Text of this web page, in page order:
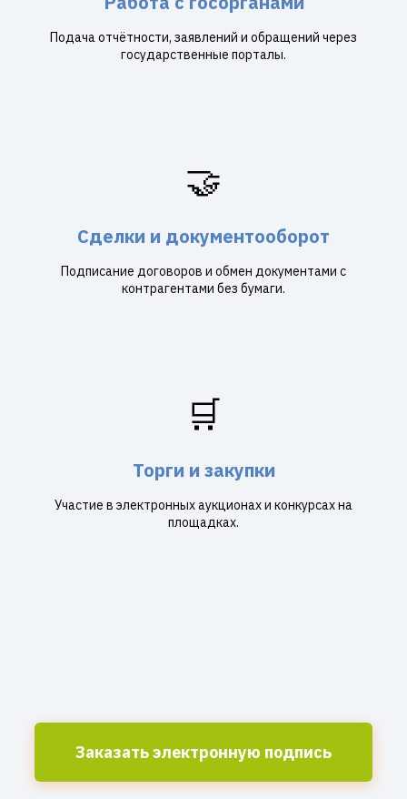
Подача отчётности, заявлений и обращений через
государственные порталы.
🤝
Сделки и документооборот
Подписание договоров и обмен документами с
контрагентами без бумаги.
🛒
Торги и закупки
Участие в электронных аукционах и конкурсах на
площадках.
Заказать электронную подпись